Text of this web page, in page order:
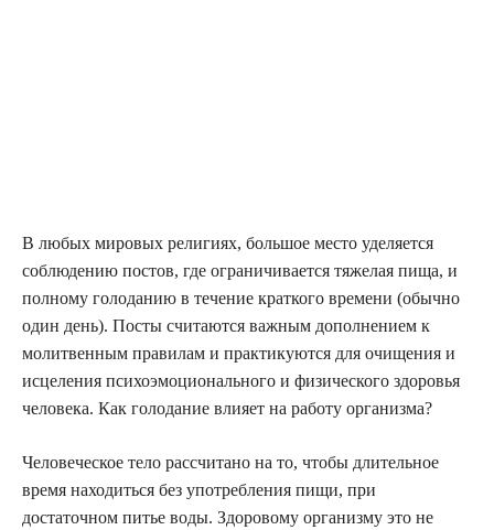
В любых мировых религиях, большое место уделяется
соблюдению постов, где ограничивается тяжелая пища, и
полному голоданию в течение краткого времени (обычно
один день). Посты считаются важным дополнением к
молитвенным правилам и практикуются для очищения и
исцеления психоэмоционального и физического здоровья
человека. Как голодание влияет на работу организма?
Человеческое тело рассчитано на то, чтобы длительное
время находиться без употребления пищи, при
достаточном питье воды. Здоровому организму это не